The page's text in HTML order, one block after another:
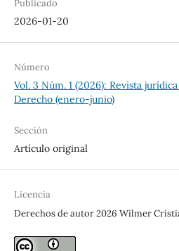
Publicado
2026-01-20
Número
Vol. 3 Núm. 1 (2026): Revista
Derecho (enero-junio)
Sección
Artículo original
Licencia
Derechos de autor 2026 Wilmer